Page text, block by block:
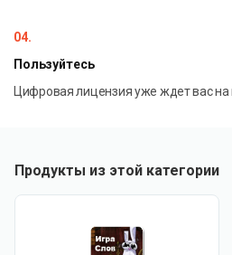
04.
Пользуйтесь
Цифровая лицензия уже ждет вас на
Продукты из этой категории